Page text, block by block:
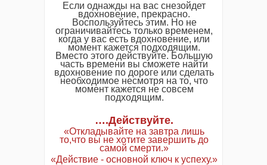
Если однажды на вас снезойдет
вдохновение, прекрасно.
Воспользуйтесь этим. Но не
ограничивайтесь только временем,
когда у вас есть вдохновение, или
момент кажется подходящим.
Вместо этого действуйте. Большую
часть времени вы сможете найти
вдохновение по дороге или сделать
необходимое несмотря на то, что
момент кажется не совсем
подходящим.
….Действуйте.
«Откладывайте на завтра лишь
то,что вы не хотите завершить до
самой смерти.»
«Действие - основной ключ к успеху.»